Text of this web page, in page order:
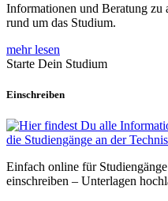
Informationen und Beratung zu
rund um das Studium.
mehr lesen
Starte Dein Studium
Einschreiben
Einfach online für
einschreiben – Unterlagen